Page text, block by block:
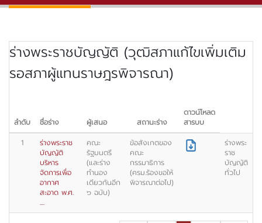
ร่างพระราชบัญญัติ (วุฒิสภาแก้ไขเพิ่มเติม
รอสภาผู้แทนราษฎรพิจารณา)
ลำดับ ชื่อร่าง ผู้เสนอ สถานะร่าง
ดาวน์โหลด
สารบบ
1
ร่างพระราช
บัญญัติ
บริหาร
จัดการเพื่อ
อากาศ
สะอาด พ.ศ.
....
คณะ
รัฐมนตรี
(และร่าง
ทำนอง
เดียวกันอีก
๖ ฉบับ)
ข้อสังเกตของ
คณะ
กรรมาธิการ
(ครม.ร้องขอให้
พิจารณาต่อไป)
ร่างพระ
ราช
บัญญัติ
ทั่วไป